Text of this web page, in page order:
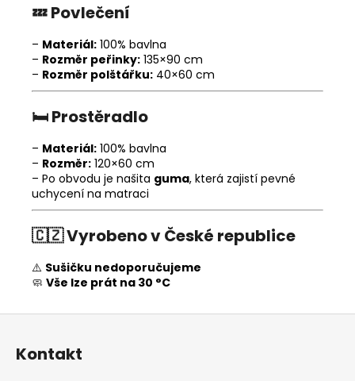
💤Povlečení
– Materiál: 100% bavlna
– Rozměr peřinky: 135×90 cm
– Rozměr polštářku: 40×60 cm
🛏️Prostěradlo
– Materiál: 100% bavlna
– Rozměr: 120×60 cm
– Po obvodu je našita guma, která zajistí pevné
uchycení na matraci
🇨🇿Vyrobeno v České republice
⚠️ Sušičku nedoporučujeme
🧼 Vše lze prát na 30 °C
Z
Kontakt